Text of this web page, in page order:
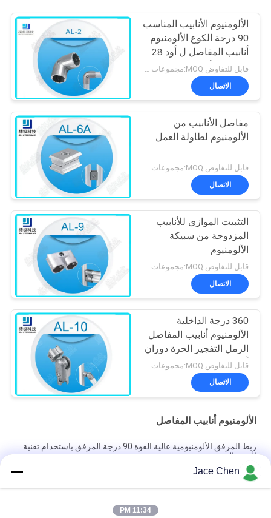
الألومنيوم الأنابيب المناسب
90 درجة الكوع الألومنيوم
أنابيب المفاصل ل أود 28
ملليمتر الأنابيب
قابل للتفاوض MOQ:مجموعات 500
الاتصال
مفاصل الأنابيب من
الألومنيوم لطاولة العمل
الاتصال
التثبيت الموازي للأنابيب
المزدوجة من سبيكة
الألومنيوم
الاتصال
360 درجة الداخلية
الألومنيوم أنابيب المفاصل
الرمل التفجير الحرة دوران
آل-10
الاتصال
الألومنيوم أنابيب المفاصل
ربط المرفق الألومنيومية عالية القوة 90 درجة المرفق باستخدام تقنية
الصب الصب
لأنظمة الأنابيب العالية والحالات العمل الصناعية
90 درجة إمرأة حضرت أنابيب الألومنيوم المشتركة الصب الصب ذراع
Jace Chen
11:34 PM